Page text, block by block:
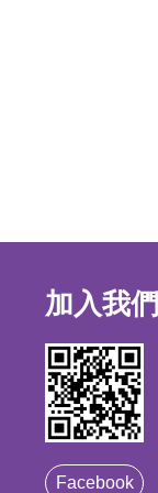
加入我們
Facebook